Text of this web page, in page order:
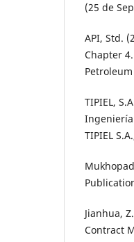
(25 de
API, Std.
Chapter
TIPIEL,
Ingeniería
TIPIEL
Jianhua,
Contract